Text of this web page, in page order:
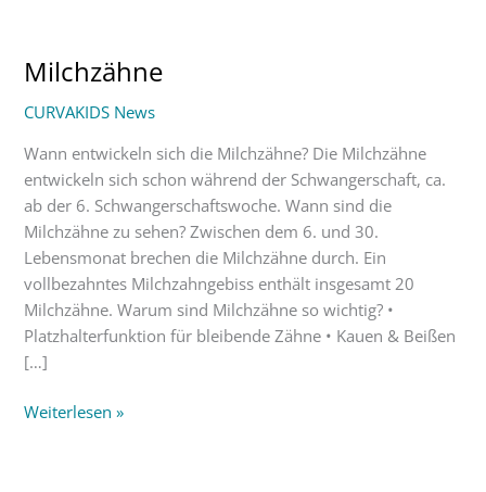
Milchzähne
CURVAKIDS News
Wann entwickeln sich die Milchzähne? Die Milchzähne
entwickeln sich schon während der Schwangerschaft, ca.
ab der 6. Schwangerschaftswoche. Wann sind die
Milchzähne zu sehen? Zwischen dem 6. und 30.
Lebensmonat brechen die Milchzähne durch. Ein
vollbezahntes Milchzahngebiss enthält insgesamt 20
Milchzähne. Warum sind Milchzähne so wichtig? •
Platzhalterfunktion für bleibende Zähne • Kauen & Beißen
[…]
Milchzähne
Weiterlesen »